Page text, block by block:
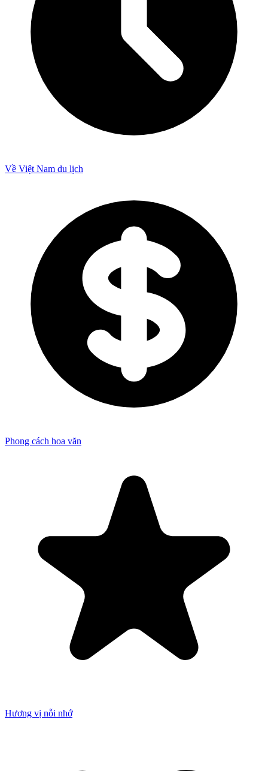
Về Việt Nam du lịch
Phong cách hoa văn
Hương vị nỗi nhớ